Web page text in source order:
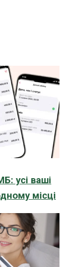
усі ваші
місці